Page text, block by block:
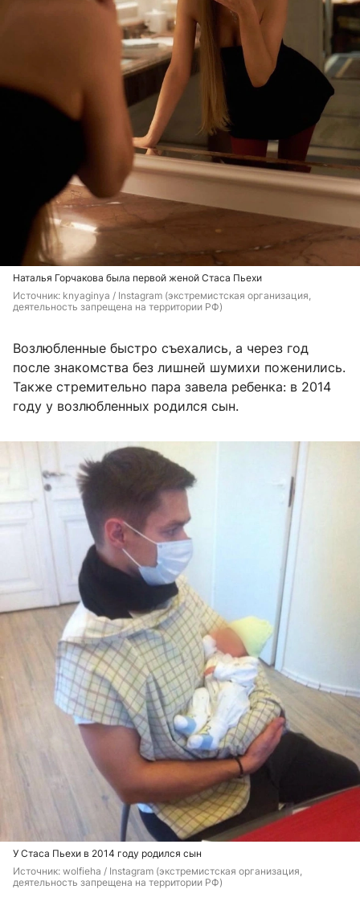
Наталья Горчакова была первой женой Стаса Пьехи
Источник: knyaginya / Instagram (экстремистская организация,
деятельность запрещена на территории РФ)
Возлюбленные быстро съехались, а через год
после знакомства без лишней шумихи поженились.
Также стремительно пара завела ребенка: в 2014
году у возлюбленных родился сын.
У Стаса Пьехи в 2014 году родился сын
Источник: wolfieha / Instagram (экстремистская организация,
деятельность запрещена на территории РФ)